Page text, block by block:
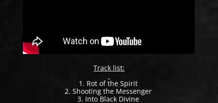
Track list:
1. Rot of the Spirit
2. Shooting the Messenger
3. Into Black Divine